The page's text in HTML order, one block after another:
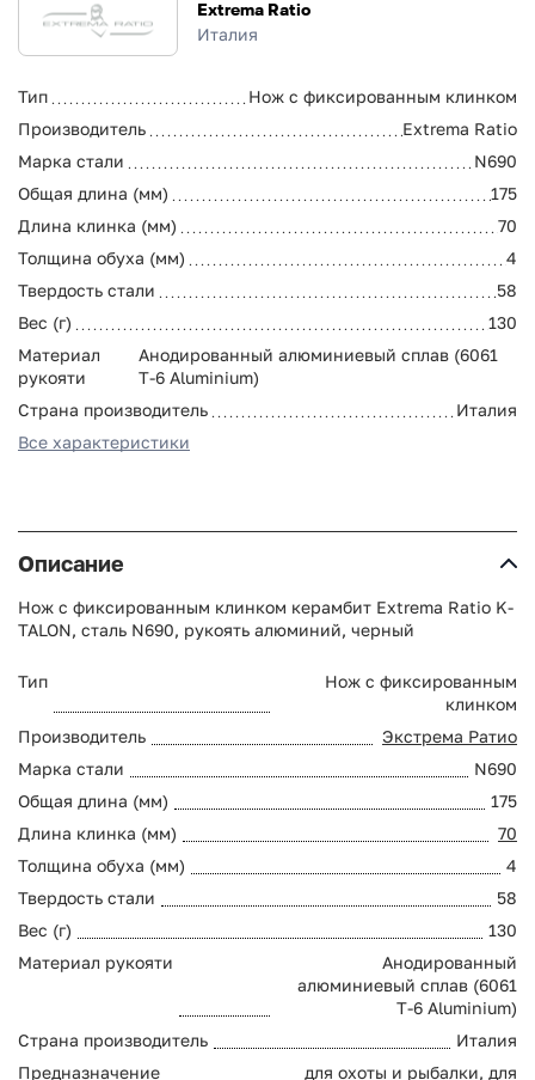
Extrema Ratio
Италия
Тип
Нож с фиксированным клинком
Производитель
Extrema Ratio
Марка стали
N690
Общая длина (мм)
175
Длина клинка (мм)
70
Толщина обуха (мм)
4
Твердость стали
58
Вес (г)
130
Материал
рукояти
Анодированный алюминиевый сплав (6061
T-6 Aluminium)
Страна производитель
Италия
Все характеристики
Описание
Нож с фиксированным клинком керамбит Extrema Ratio K-
TALON, сталь N690, рукоять алюминий, черный
Тип
Нож с фиксированным
клинком
Производитель
Экстрема Ратио
Марка стали
N690
Общая длина (мм)
175
Длина клинка (мм)
70
Толщина обуха (мм)
4
Твердость стали
58
Вес (г)
130
Материал рукояти
Анодированный
алюминиевый сплав (6061
T-6 Aluminium)
Страна производитель
Италия
Предназначение
для охоты и рыбалки, для